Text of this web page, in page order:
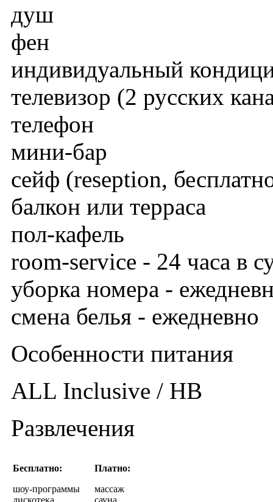
душ
фен
индивидуальный
телевизор (2 русских
телефон
мини-бар
сейф (reseption,
балкон или терраса
пол-кафель
room-service - 24 часа в
уборка номера -
смена белья - ежедневно
Особенности питания
ALL Inclusive / HB
Развлечения
Бесплатно:
шоу-программы
дискотека
Платно:
массаж
сауна